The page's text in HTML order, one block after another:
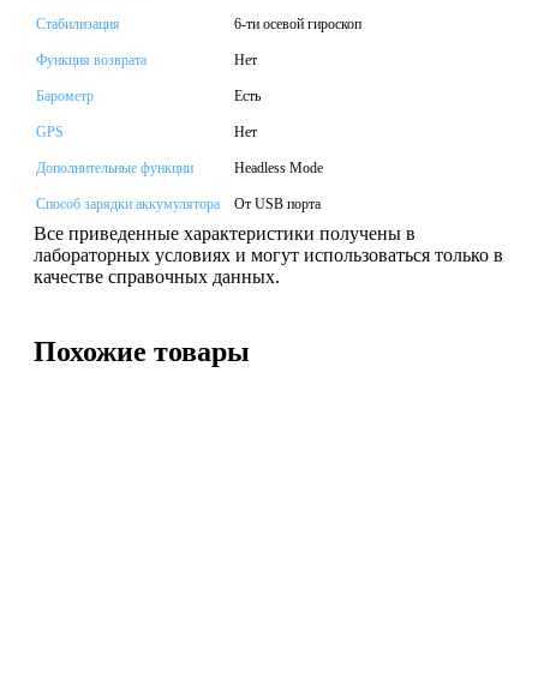
Стабилизация 6-ти осевой гироскоп
Функция возврата Нет
Барометр Есть
GPS Нет
Дополнительные функции Headless Mode
Способ зарядки аккумулятора От USB порта
Все приведенные характеристики получены в
лабораторных условиях и могут использоваться только в
качестве справочных данных.
Похожие товары